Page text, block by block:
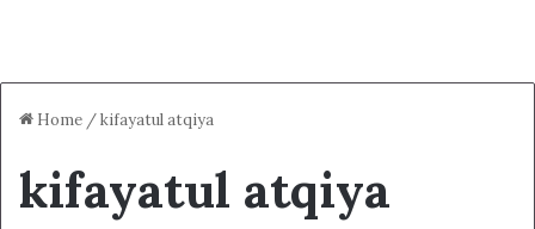
Home /kifayatul atqiya
kifayatul atqiya